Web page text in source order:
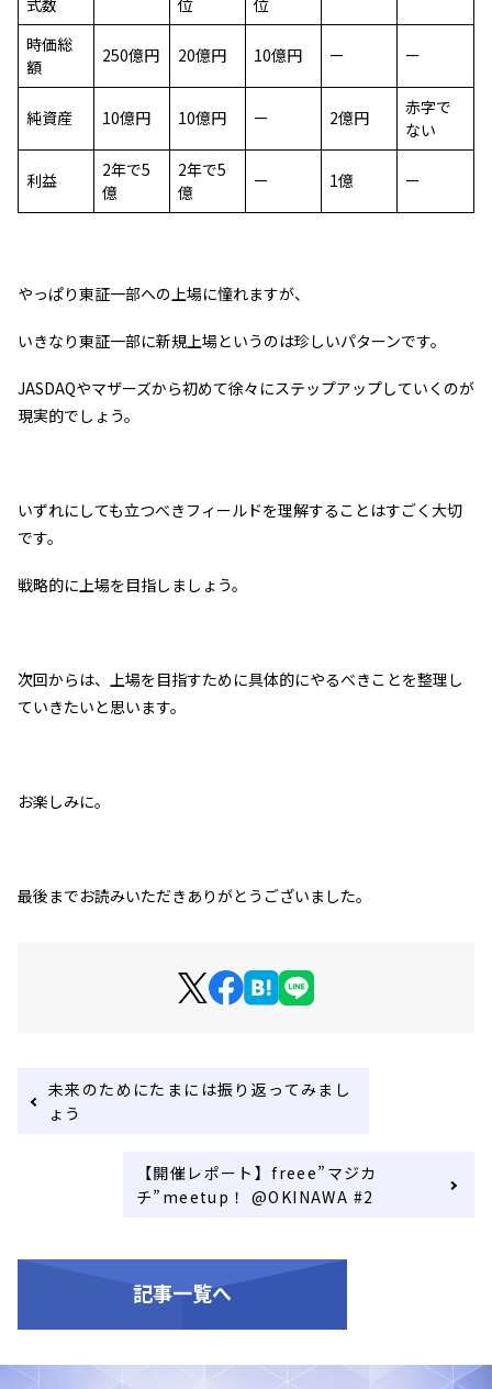
式数 位 位
時価総
額
250億円 20億円 10億円 ー ー
純資産 10億円 10億円 ー 2億円
赤字で
ない
利益
2年で5
億
2年で5
億
ー 1億 ー
やっぱり東証一部への上場に憧れますが、
いきなり東証一部に新規上場というのは珍しいパターンです。
JASDAQやマザーズから初めて徐々にステップアップしていくのが
現実的でしょう。
いずれにしても立つべきフィールドを理解することはすごく大切
です。
戦略的に上場を目指しましょう。
次回からは、上場を目指すために具体的にやるべきことを整理し
ていきたいと思います。
お楽しみに。
最後までお読みいただきありがとうございました。
未来のためにたまには振り返ってみまし
ょう
【開催レポート】freee”マジカ
チ”meetup！ @OKINAWA #2
記事一覧へ